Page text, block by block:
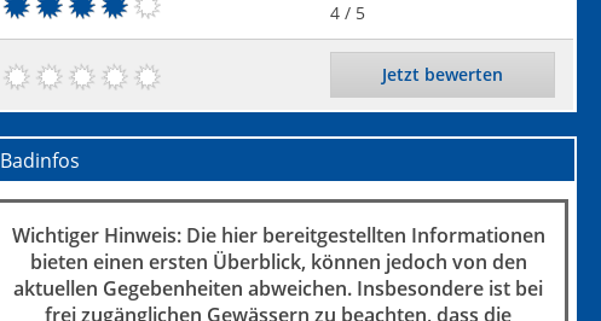
4 / 5
Jetzt bewerten
Badinfos
Wichtiger Hinweis: Die hier bereitgestellten Informationen
bieten einen ersten Überblick, können jedoch von den
aktuellen Gegebenheiten abweichen. Insbesondere ist bei
frei zugänglichen Gewässern zu beachten, dass die